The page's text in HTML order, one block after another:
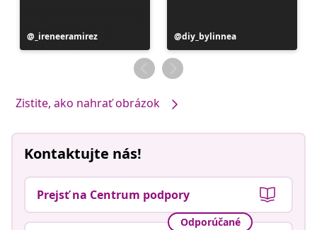
Príspevok
zverejnil
_ireneeramirez
Príspevok
zverejnil
diy_bylinnea
Zistite, ako nahrať obrázok
Kontaktujte nás!
Prejsť na Centrum podpory
Odporúčané